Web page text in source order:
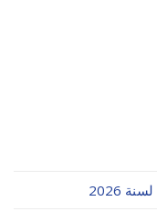
2026